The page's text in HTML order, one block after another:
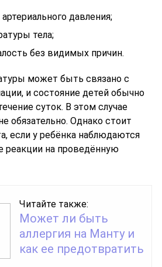
давления;
тела;
без видимых причин.
может быть связано с
и состояние детей обычно
суток. В этом случае
обязательно. Однако стоит
если у ребёнка наблюдаются
реакции на проведённую
Читайте также:
Может ли быть
аллергия на Манту и
как ее предотвратить